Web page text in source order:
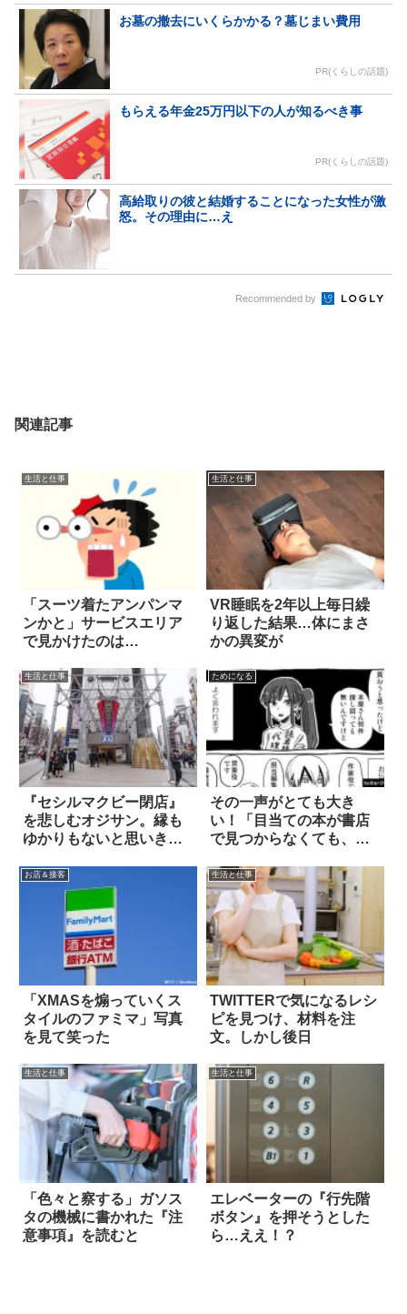
お墓の撤去にいくらかかる？墓じまい費用
PR(くらしの話題)
もらえる年金25万円以下の人が知るべき事
PR(くらしの話題)
高給取りの彼と結婚することになった女性が激
怒。その理由に…え
Recommended by
関連記事
生活と仕事
「スーツ着たアンパンマ
ンかと」サービスエリア
で見かけたのは…
生活と仕事
VR睡眠を2年以上毎日繰
り返した結果…体にまさ
かの異変が
生活と仕事
『セシルマクビー閉店』
を悲しむオジサン。縁も
ゆかりもないと思いき
ためになる
その一声がとても大き
い！「目当ての本が書店
で見つからなくても、諦
お店＆接客
「XMASを煽っていくス
タイルのファミマ」写真
を見て笑った
生活と仕事
TWITTERで気になるレシ
ピを見つけ、材料を注
文。しかし後日
生活と仕事
「色々と察する」ガソス
タの機械に書かれた『注
意事項』を読むと
生活と仕事
エレベーターの『行先階
ボタン』を押そうとした
ら…ええ！？